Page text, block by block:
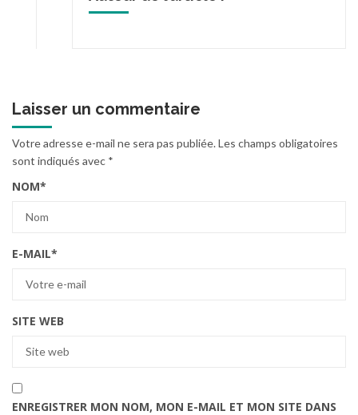
Laisser un commentaire
Votre adresse e-mail ne sera pas publiée.Les champs obligatoires
sont indiqués avec *
NOM*
E-MAIL*
SITE WEB
ENREGISTRER MON NOM, MON E-MAIL ET MON SITE DANS